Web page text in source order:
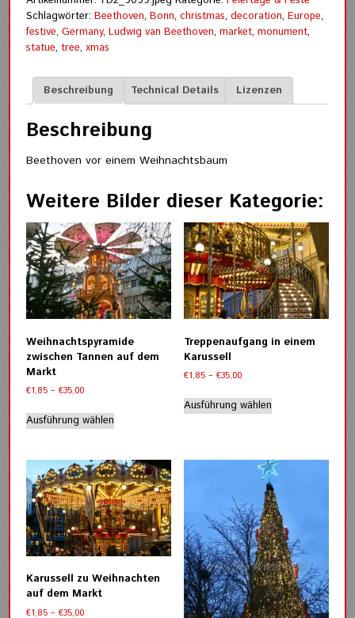
Menge
Schlagwörter:Beethoven,Bonn,christmas,decoration,Europe,
festive,Germany,Ludwig van Beethoven,market,monument,
statue,tree,xmas
Beschreibung Technical Details Lizenzen
Beschreibung
Beethoven vor einem Weihnachtsbaum
Weitere Bilder dieser Kategorie:
Weihnachtspyramide
zwischen Tannen auf dem
Markt
€1,85 –€35,00Preisspanne:
bis
€35,00
Ausführung wählen
Dieses
Produkt
mehrere
Varianten
auf.
Die
Optionen
können
auf
Produktseite
Treppenaufgang in einem
Karussell
€1,85 – €35,00Preisspanne:
bis
€35,00
Ausführung wählen
Dieses
Produkt
Varianten
auf.
Die
Optionen
können
auf
der
Produktseite
gewählt
werden
Karussell zu Weihnachten
auf dem Markt
€1,85 –€35,00Preisspanne: